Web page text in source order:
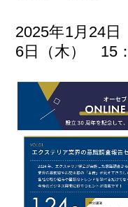
2025年1月24日
6日（木） 15